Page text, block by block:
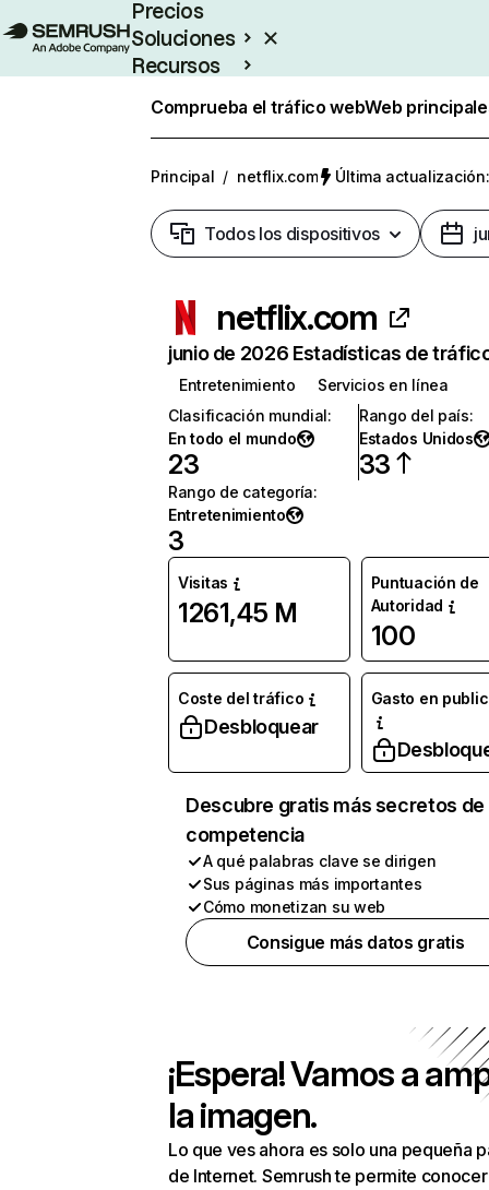
Precios
Soluciones
Recursos
Comprueba el tráfico webWeb
Principal / netflix.com Última
Todos los dispositivos
netflix.com
junio de 2026 Estadísticas de
Entretenimiento
Servicios en línea
Clasificación mundial:
En todo el mundo
23
Rango del país:
Estados Unidos
33
Rango de categoría:
Entretenimiento
3
Visitas
1261,45 M
Puntuación de
Autoridad
100
Coste del tráfico
Desbloquear
Gasto en
Descubre gratis más secretos de
competencia
A qué palabras clave se dirigen
Sus páginas más importantes
Cómo monetizan su web
Consigue más datos gratis
¡Espera! Vamos a
la imagen.
Lo que ves ahora es solo una pequeña
de Internet. Semrush te permite